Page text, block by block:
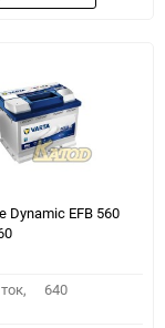
Dynamic EFB 560
640